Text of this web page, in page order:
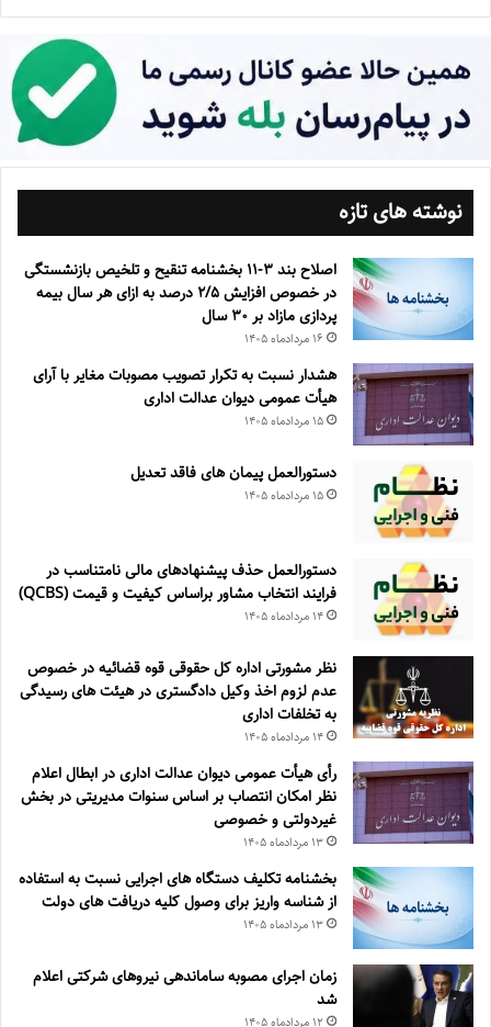
نوشته های تازه
اصلاح بند ۳‏-۱۱ بخشنامه تنقیح و تلخیص بازنشستگی
در خصوص افزایش ۵‏‏‏‏‏‏‏‏‏/۲ درصد به ازای هر سال بیمه
پردازی مازاد بر ۳۰‏ سال
۱۶ مرداد‌ماه ۱۴۰۵
هشدار نسبت به تکرار تصویب مصوبات مغایر با آرای
هیأت عمومی دیوان عدالت اداری
۱۵ مرداد‌ماه ۱۴۰۵
دستورالعمل پیمان های فاقد تعدیل
۱۵ مرداد‌ماه ۱۴۰۵
دستورالعمل حذف پيشنهادهای مالی نامتناسب در
فرايند انتخاب مشاور براساس كيفيت و قيمت (QCBS)
۱۴ مرداد‌ماه ۱۴۰۵
نظر مشورتی اداره کل حقوقی قوه قضائیه در خصوص
عدم لزوم اخذ وکیل دادگستری در هیئت های رسیدگی
به تخلفات اداری
۱۴ مرداد‌ماه ۱۴۰۵
رأی هیأت عمومی دیوان عدالت اداری در ابطال اعلام
نظر امکان انتصاب بر اساس سنوات مدیریتی در بخش
غیردولتی و خصوصی
۱۳ مرداد‌ماه ۱۴۰۵
بخشنامه تکلیف دستگاه های اجرایی نسبت به استفاده
از شناسه واریز برای وصول کلیه دریافت های دولت
۱۳ مرداد‌ماه ۱۴۰۵
زمان اجرای مصوبه ساماندهی نیروهای شرکتی اعلام
شد
۱۲ مرداد‌ماه ۱۴۰۵